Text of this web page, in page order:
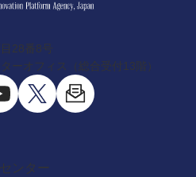
28番8号
ーオフィス（総合受付13階）
ンター